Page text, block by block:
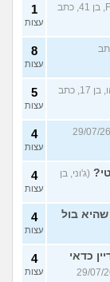
(Flo-T, בן 41, כתב
1
עצות
28, כתב
8
עצות
(סתם מישהו, בן 17, כתב
5
עצות
(אנונימי, בן 20, כתב ב-29/07/26
4
עצות
(ג'וני, בן
4
עצות
בול
4
עצות
כדאי
בת 18, כתבה ב-29/07/26
4
עצות